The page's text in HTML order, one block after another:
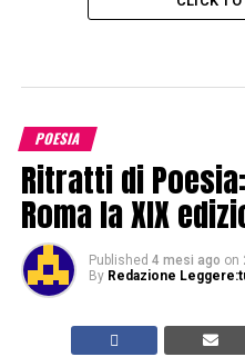
POESIA
Ritratti di
Roma la XIX
Published 4 mesi ago on
By Redazione